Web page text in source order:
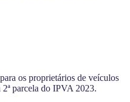
os proprietários de veículos
parcela do IPVA 2023.